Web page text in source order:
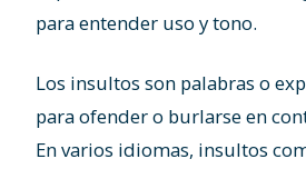
para entender uso y tono.
Los insultos son palabras o
para ofender o burlarse en
En varios idiomas, insultos